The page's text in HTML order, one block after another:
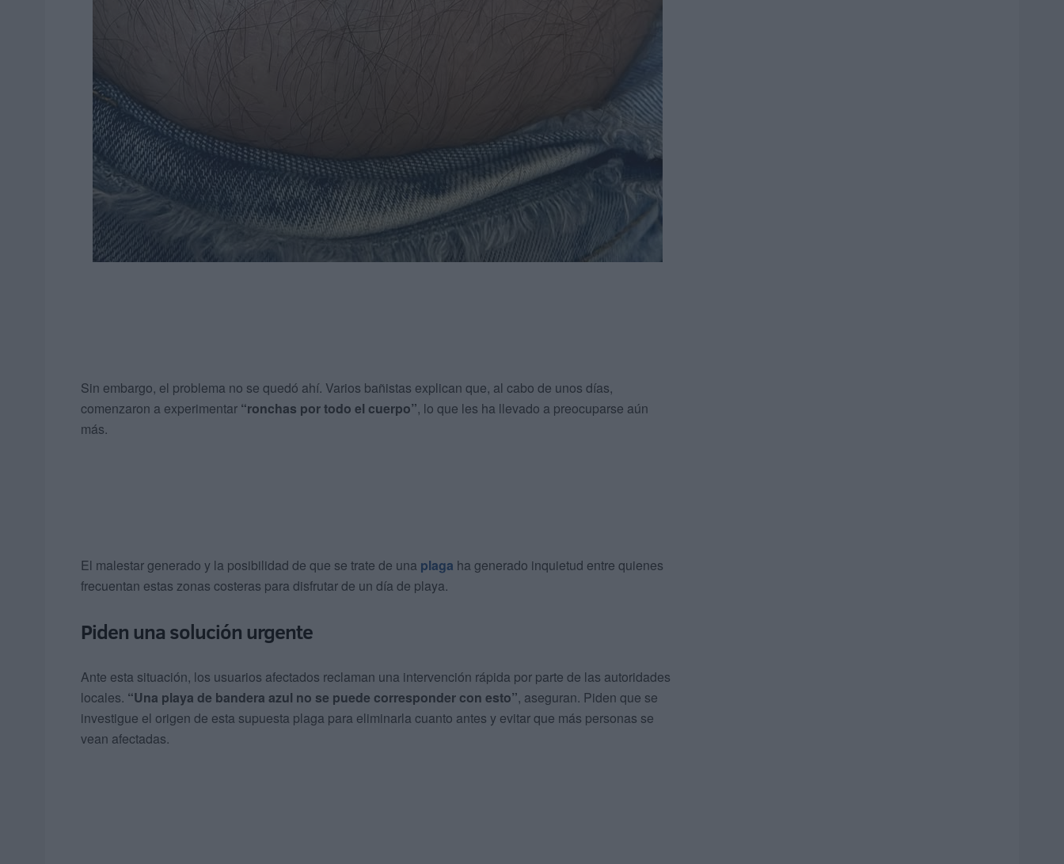
Sin embargo, el problema no se quedó ahí. Varios bañistas explican que, al cabo de unos días,
comenzaron a experimentar “ronchas por todo el cuerpo”, lo que les ha llevado a preocuparse aún
más.
El malestar generado y la posibilidad de que se trate de una plaga ha generado inquietud entre quienes
frecuentan estas zonas costeras para disfrutar de un día de playa.
Piden una solución urgente
Ante esta situación, los usuarios afectados reclaman una intervención rápida por parte de las autoridades
locales. “Una playa de bandera azul no se puede corresponder con esto”, aseguran. Piden que se
investigue el origen de esta supuesta plaga para eliminarla cuanto antes y evitar que más personas se
vean afectadas.